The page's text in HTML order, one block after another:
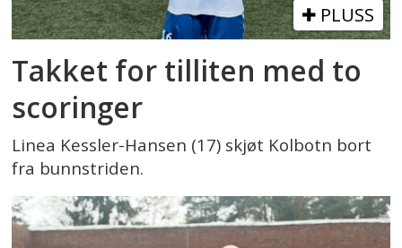
PLUSS
Takket for tilliten med to
scoringer
Linea Kessler-Hansen (17) skjøt Kolbotn bort
fra bunnstriden.